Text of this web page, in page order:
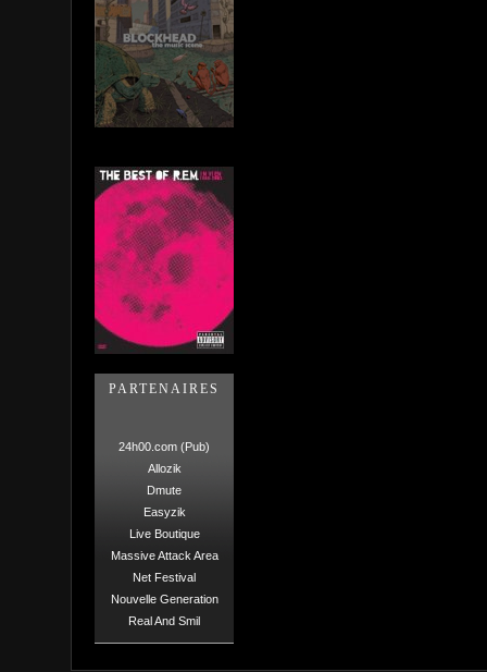
PARTENAIRES
24h00.com (Pub)
Allozik
Dmute
Easyzik
Live Boutique
Massive Attack Area
Net Festival
Nouvelle Generation
Real And Smil